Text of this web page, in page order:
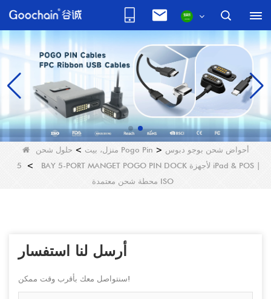
منزل، بيت > حلول شحن Pogo Pin > أحواض شحن بوجو دبوس
> 5 BAY 5-PORT MANGET POGO PIN DOCK لأجهزة iPad & POS |
محطة شحن معتمدة ISO
أرسل لنا استفسار
سنتواصل معك بأقرب وقت ممكن!